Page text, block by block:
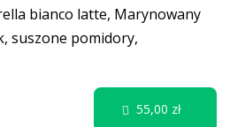
bianco latte, Marynowany
suszone pomidory,